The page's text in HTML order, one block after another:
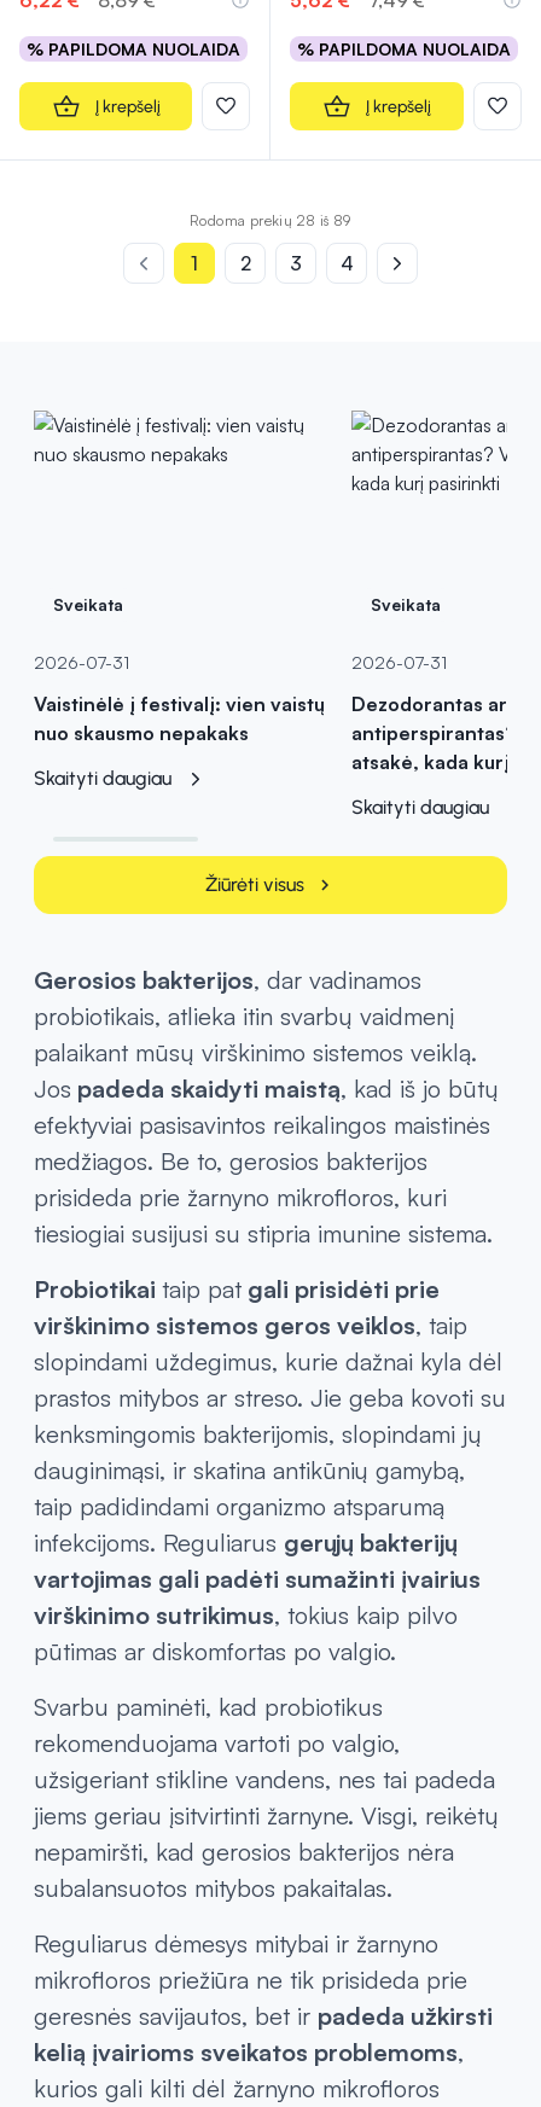
% PAPILDOMA NUOLAIDA
Į krepšelį
% PAPILDOMA NUOLAIDA
Į krepšelį
Rodoma prekių 28 iš 89
1 2 3 4
Sveikata
2026-07-31
Vaistinėlė į festivalį: vien vaistų
nuo skausmo nepakaks
Skaityti daugiau
Sveikata
2026-07-31
Dezodorantas ar
antiperspirantas?
atsakė, kada kurį
Skaityti daugiau
Žiūrėti visus chevron_right
Gerosios bakterijos, dar vadinamos
probiotikais, atlieka itin svarbų vaidmenį
palaikant mūsų virškinimo sistemos veiklą.
Jos padeda skaidyti maistą, kad iš jo būtų
efektyviai pasisavintos reikalingos maistinės
medžiagos. Be to, gerosios bakterijos
prisideda prie žarnyno mikrofloros, kuri
tiesiogiai susijusi su stipria imunine sistema.
Probiotikai taip pat gali prisidėti prie
virškinimo sistemos geros veiklos, taip
slopindami uždegimus, kurie dažnai kyla dėl
prastos mitybos ar streso. Jie geba kovoti su
kenksmingomis bakterijomis, slopindami jų
dauginimąsi, ir skatina antikūnių gamybą,
taip padidindami organizmo atsparumą
infekcijoms. Reguliarus gerųjų bakterijų
vartojimas gali padėti sumažinti įvairius
virškinimo sutrikimus, tokius kaip pilvo
pūtimas ar diskomfortas po valgio.
Svarbu paminėti, kad probiotikus
rekomenduojama vartoti po valgio,
užsigeriant stikline vandens, nes tai padeda
jiems geriau įsitvirtinti žarnyne. Visgi, reikėtų
nepamiršti, kad gerosios bakterijos nėra
subalansuotos mitybos pakaitalas.
Reguliarus dėmesys mitybai ir žarnyno
mikrofloros priežiūra ne tik prisideda prie
geresnės savijautos, bet ir padeda užkirsti
kelią įvairioms sveikatos problemoms,
kurios gali kilti dėl žarnyno mikrofloros